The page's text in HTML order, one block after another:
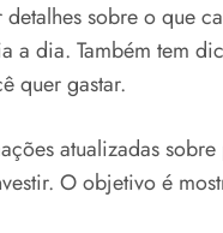
sobre o que
a dia. Também tem
quer gastar.
atualizadas
O objetivo é